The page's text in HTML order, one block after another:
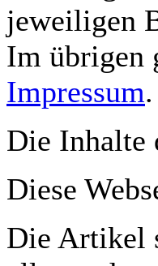
jeweiligen
Im übrigen
Impressum.
Die Inhalte
Diese
Die Artikel